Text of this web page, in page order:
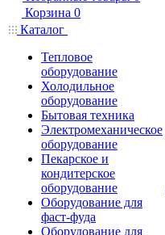
Корзина 0
Каталог
Тепловое
оборудование
Холодильное
оборудование
Бытовая техника
Электромеханическое
оборудование
Пекарское и
кондитерское
оборудование
Оборудование для
фаст-фуда
Оборудование для